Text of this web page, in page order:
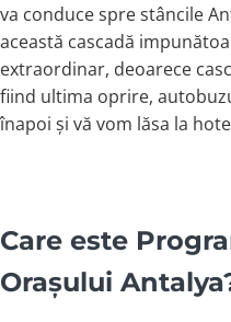
va conduce spre stâncile
această cascadă
extraordinar, deoarece
fiind ultima oprire,
înapoi și vă vom lăsa la
Care este
Orașului